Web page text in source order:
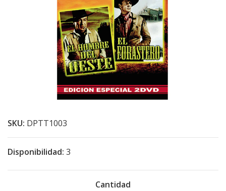
SKU: DPTT1003
Disponibilidad: 3
Cantidad